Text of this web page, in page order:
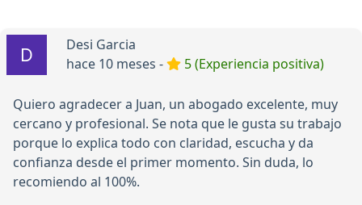
Desi Garcia
hace 10 meses -
5 (Experiencia positiva)
Quiero agradecer a Juan, un abogado excelente, muy
cercano y profesional. Se nota que le gusta su trabajo
porque lo explica todo con claridad, escucha y da
confianza desde el primer momento. Sin duda, lo
recomiendo al 100%.